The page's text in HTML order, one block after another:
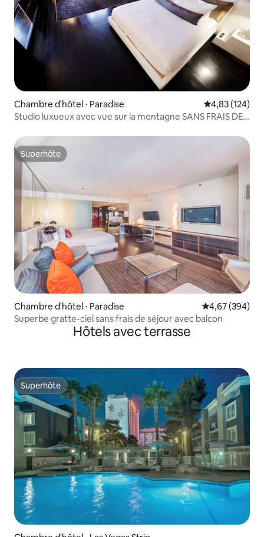
Chambre d'hôtel ⋅ Paradise Évaluation
4,83 (124)
Studio luxueux avec vue sur la montagne SANS FRAIS DE
Superhôte
Superhôte
Chambre d'hôtel ⋅ Paradise Évaluation
4,67 (394)
Superbe gratte-ciel sans frais de séjour avec balcon
Hôtels avec terrasse
Superhôte
Superhôte